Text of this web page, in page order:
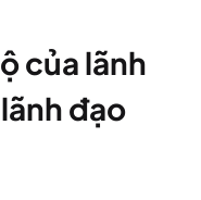
của lãnh
đạo